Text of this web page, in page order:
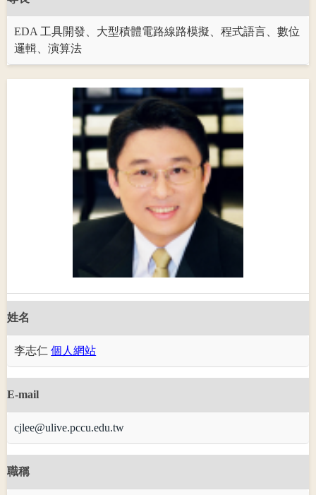
EDA 工具開發、大型積體電路線路模擬、程式語言、數位
邏輯、演算法
姓名
李志仁個人網站
E-mail
cjlee@ulive.pccu.edu.tw
職稱